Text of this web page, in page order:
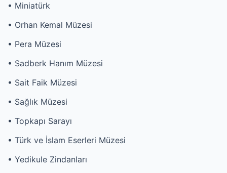
• Miniatürk
• Orhan Kemal Müzesi
• Pera Müzesi
• Sadberk Hanım Müzesi
• Sait Faik Müzesi
• Sağlık Müzesi
• Topkapı Sarayı
• Türk ve İslam Eserleri Müzesi
• Yedikule Zindanları